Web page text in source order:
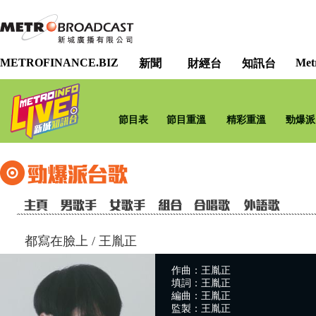
METROFINANCE.BIZ 新聞 財經台 知訊台
節目表 節目重溫 精彩重溫 勁爆
都寫在臉上 / 王胤正
作曲：王胤正
填詞：王胤正
編曲：王胤正
監製：王胤正